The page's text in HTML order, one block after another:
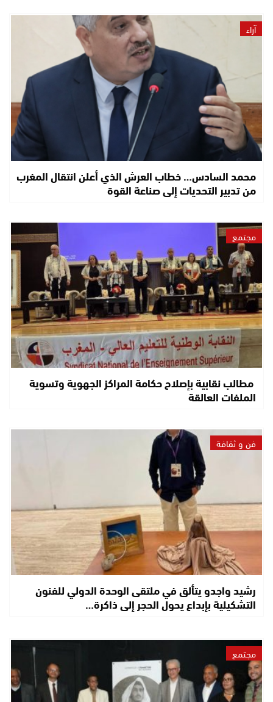
آراء
محمد السادس… خطاب العرش الذي أعلن انتقال المغرب
من تدبير التحديات إلى صناعة القوة
مجتمع
مطالب نقابية بإصلاح حكامة المراكز الجهوية وتسوية
الملفات العالقة
فن و ثقافة
رشيد واجدو يتألق في ملتقى الوحدة الدولي للفنون
التشكيلية بإبداع يحول الحجر إلى ذاكرة…
مجتمع